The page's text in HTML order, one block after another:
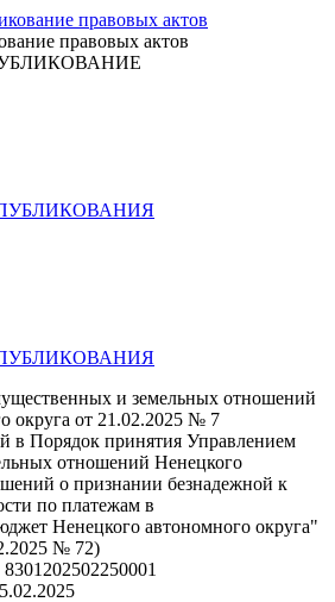
правовых актов
и земельных отношений
округа от 21.02.2025 № 7
в Порядок принятия Управлением
отношений Ненецкого
о признании безнадежной к
по платежам в
Ненецкого автономного округа"
№ 72)
8301202502250001